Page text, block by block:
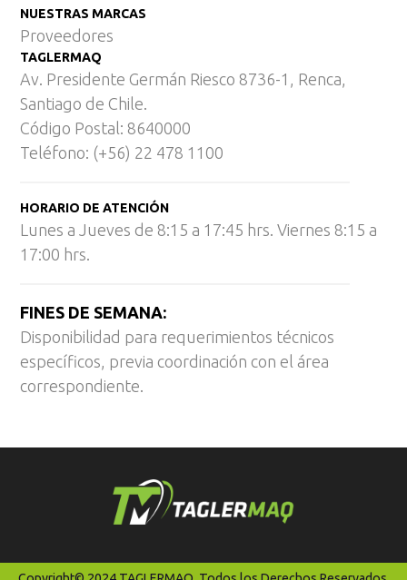
NUESTRAS MARCAS
Proveedores
TAGLERMAQ
Av. Presidente Germán Riesco 8736-1, Renca,
Santiago de Chile.
Código Postal: 8640000
Teléfono: (+56) 22 478 1100
HORARIO DE ATENCIÓN
Lunes a Jueves de 8:15 a 17:45 hrs. Viernes 8:15 a
17:00 hrs.
FINES DE SEMANA:
Disponibilidad para requerimientos técnicos
específicos, previa coordinación con el área
correspondiente.